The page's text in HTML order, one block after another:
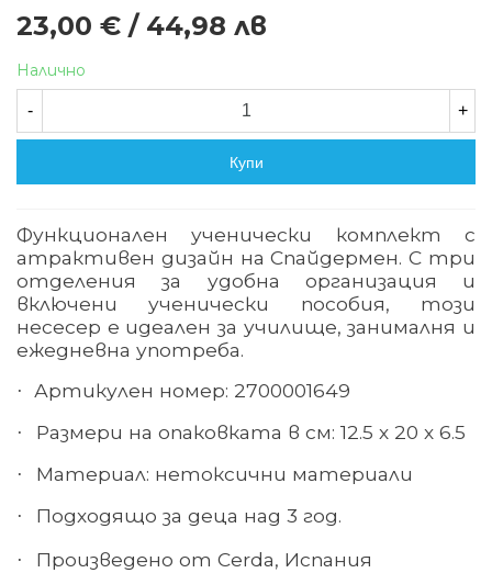
23,00 € / 44,98 лв
Налично
- +
Купи
Функционален ученически комплект с
атрактивен дизайн на Спайдермен. С три
отделения за удобна организация и
включени ученически пособия, този
несесер е идеален за училище, занималня и
ежедневна употреба.
· Артикулен номер: 2700001649
· Размери на опаковката в см: 12.5 х 20 х 6.5
· Материал: нетоксични материали
· Подходящо за деца над 3 год.
· Произведено от Cerda, Испания